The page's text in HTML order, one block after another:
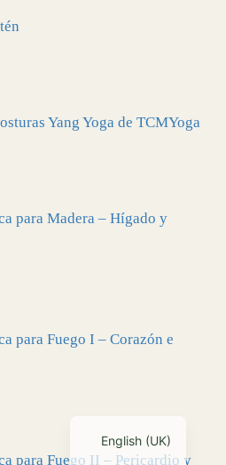
Yang Yoga de TCMYoga
para Madera – Hígado y
para Fuego I – Corazón e
para Fuego II – Pericardio y
English (UK)